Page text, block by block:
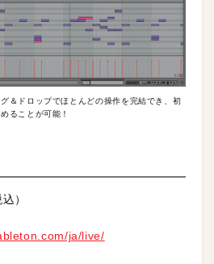
グ＆ドロップでほとんどの操作を完結でき、初
ることが可能！
）
ja/live/